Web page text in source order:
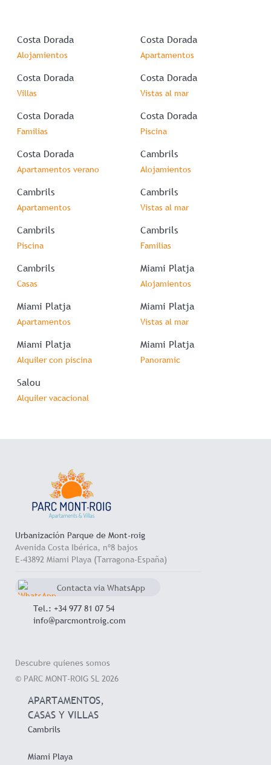
Costa Dorada
Alojamientos
Costa Dorada
Apartamentos
Costa Dorada
Villas
Costa Dorada
Vistas al mar
Costa Dorada
Familias
Costa Dorada
Piscina
Costa Dorada
Apartamentos verano
Cambrils
Alojamientos
Cambrils
Apartamentos
Cambrils
Vistas al mar
Cambrils
Piscina
Cambrils
Familias
Cambrils
Casas
Miami Platja
Alojamientos
Miami Platja
Apartamentos
Miami Platja
Vistas al mar
Miami Platja
Alquiler con piscina
Miami Platja
Panoramic
Salou
Alquiler vacacional
Urbanización Parque de Mont-roig
Avenida Costa Ibérica, nº8 bajos
E-43892 Miami Playa (Tarragona-España)
Contacta via WhatsApp
Tel.: +34 977 81 07 54
info@parcmontroig.com
Descubre quienes somos
© PARC MONT-ROIG SL 2026
APARTAMENTOS,
CASAS Y VILLAS
Cambrils
Miami Playa